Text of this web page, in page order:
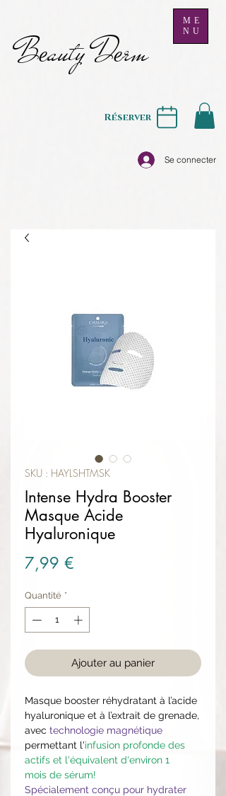
Beauty Derm
ME
NU
Se connecter
Réserver
SKU : HAYLSHTMSK
Intense Hydra Booster
Masque Acide
Hyaluronique
7,99 €
Quantité *
Ajouter au panier
Masque booster réhydratant à l’acide
hyaluronique et à l’extrait de grenade,
avec technologie magnétique
permettant l'infusion profonde des
actifs et l'équivalent d'environ 1
mois de sérum!
Spécialement conçu pour hydrater